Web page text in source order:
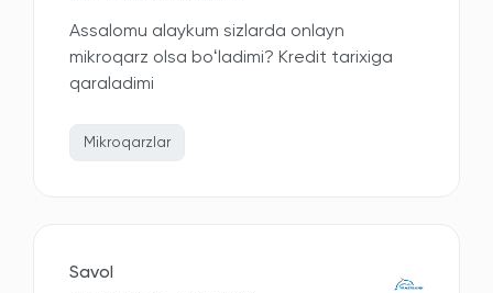
Assalomu alaykum sizlarda onlayn
mikroqarz olsa boʻladimi? Kredit tarixiga
qaraladimi
Mikroqarzlar
Savol